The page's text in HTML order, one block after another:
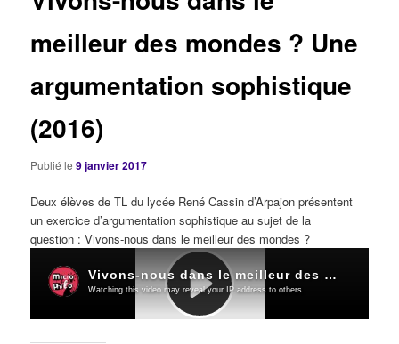
meilleur des mondes ? Une
argumentation sophistique
(2016)
Publié le9 janvier 2017
Deux élèves de TL du lycée René Cassin d’Arpajon présentent
un exercice d’argumentation sophistique au sujet de la
question : Vivons-nous dans le meilleur des mondes ?